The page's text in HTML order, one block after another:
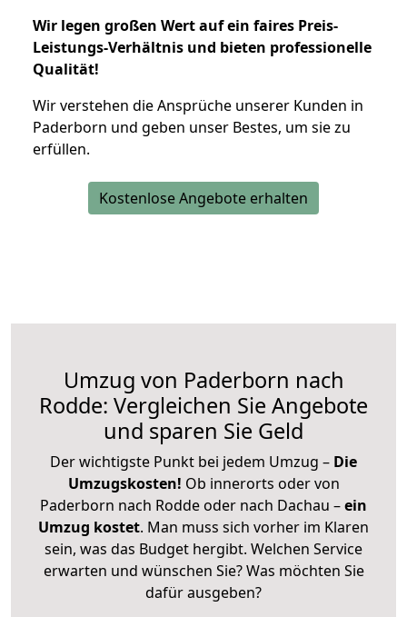
Wir legen großen Wert auf ein faires Preis-
Leistungs-Verhältnis und bieten professionelle
Qualität!
Wir verstehen die Ansprüche unserer Kunden in
Paderborn und geben unser Bestes, um sie zu
erfüllen.
Kostenlose Angebote erhalten
Umzug von Paderborn nach
Rodde: Vergleichen Sie Angebote
und sparen Sie Geld
Der wichtigste Punkt bei jedem Umzug – Die
Umzugskosten! Ob innerorts oder von
Paderborn nach Rodde oder nach Dachau –ein
Umzug kostet. Man muss sich vorher im Klaren
sein, was das Budget hergibt. Welchen Service
erwarten und wünschen Sie? Was möchten Sie
dafür ausgeben?